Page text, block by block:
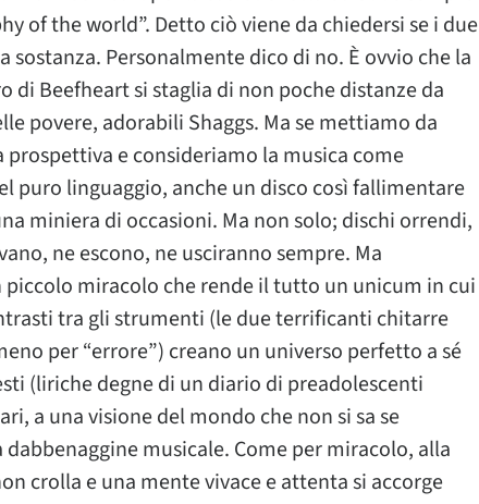
of the world”. Detto ciò viene da chiedersi se i due
sostanza. Personalmente dico di no. È ovvio che la
di Beefheart si staglia di non poche distanze da
povere, adorabili Shaggs. Ma se mettiamo da
e consideriamo la musica come
puro linguaggio, anche un disco così fallimentare
miniera di occasioni. Ma non solo; dischi orrendi,
ne escono, ne usciranno sempre. Ma
piccolo miracolo che rende il tutto un unicum in cui
tra gli strumenti (le due terrificanti chitarre
per “errore”) creano un universo perfetto a sé
(liriche degne di un diario di preadolescenti
a una visione del mondo che non si sa se
musicale. Come per miracolo, alla
crolla e una mente vivace e attenta si accorge